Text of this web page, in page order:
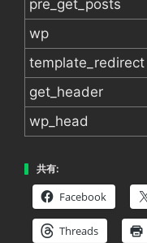
pre_get_posts
wp
template_redirect
get_header
wp_head
共有:
Facebook
Threads